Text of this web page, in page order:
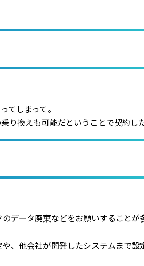
しまって。
換えも可能だということで契約し
データ廃棄などをお願いすることが
、他会社が開発したシステムまで設